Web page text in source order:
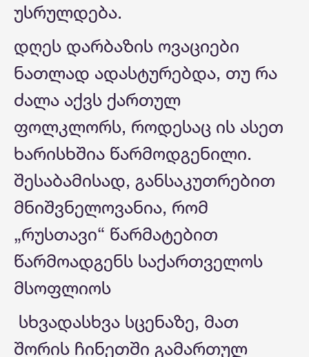
უსრულდება.
დღეს დარბაზის ოვაციები
ნათლად ადასტურებდა, თუ რა
ძალა აქვს ქართულ
ფოლკლორს, როდესაც ის ასეთ
ხარისხშია წარმოდგენილი.
შესაბამისად, განსაკუთრებით
მნიშვნელოვანია, რომ
„რუსთავი“ წარმატებით
წარმოადგენს საქართველოს
მსოფლიოს
სხვადასხვა სცენაზე, მათ
შორის ჩინეთში გამართულ